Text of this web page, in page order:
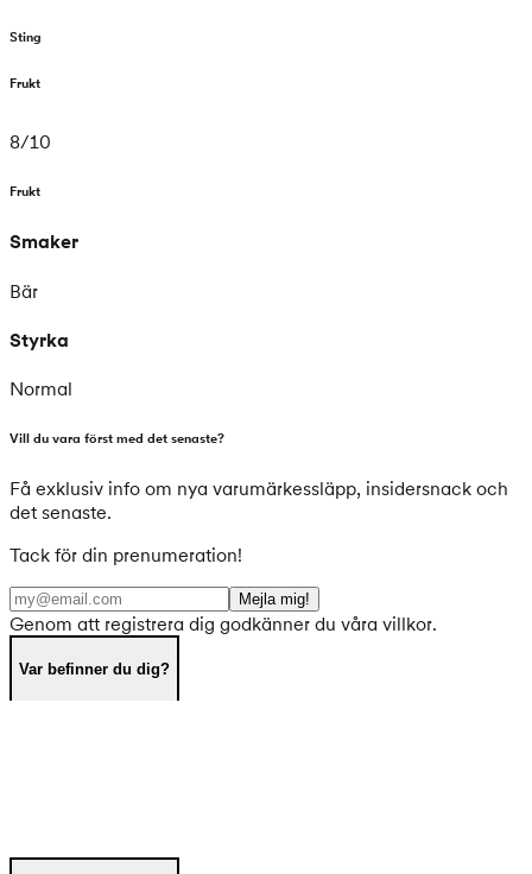
Sting
Frukt
8/10
Frukt
Smaker
Bär
Styrka
Normal
Vill du vara först med det senaste?
Få exklusiv info om nya varumärkessläpp, insidersnack och
det senaste.
Tack för din prenumeration!
Mejla mig!
Genom att registrera dig godkänner du våra villkor.
Var befinner du dig?